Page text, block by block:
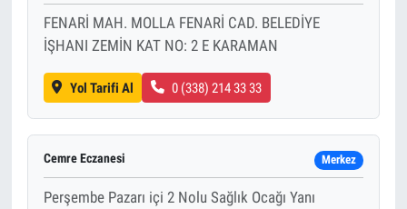
FENARİ MAH. MOLLA FENARİ CAD. BELEDİYE
İŞHANI ZEMİN KAT NO: 2 E KARAMAN
Yol Tarifi Al 0 (338) 214 33 33
Cemre Eczanesi Merkez
Perşembe Pazarı içi 2 Nolu Sağlık Ocağı Yanı